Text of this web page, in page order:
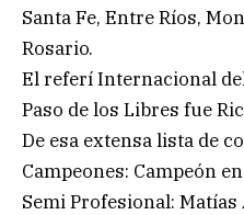
Santa Fe, Entre Ríos,
Rosario.
El referí Internacional
Paso de los Libres fue
De esa extensa lista de
Campeones: Campeón
Semi Profesional: